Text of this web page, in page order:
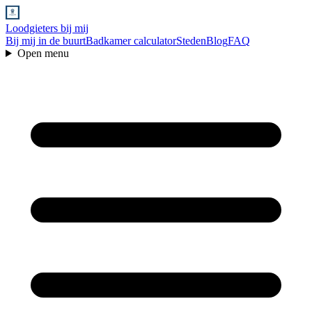
Loodgieters bij mij
Bij mij in de buurtBadkamer calculatorStedenBlogFAQ
Open menu